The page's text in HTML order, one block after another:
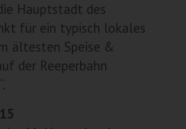
Hauptstadt des
für ein typisch lokales
ältesten Speise &
der Reeperbahn